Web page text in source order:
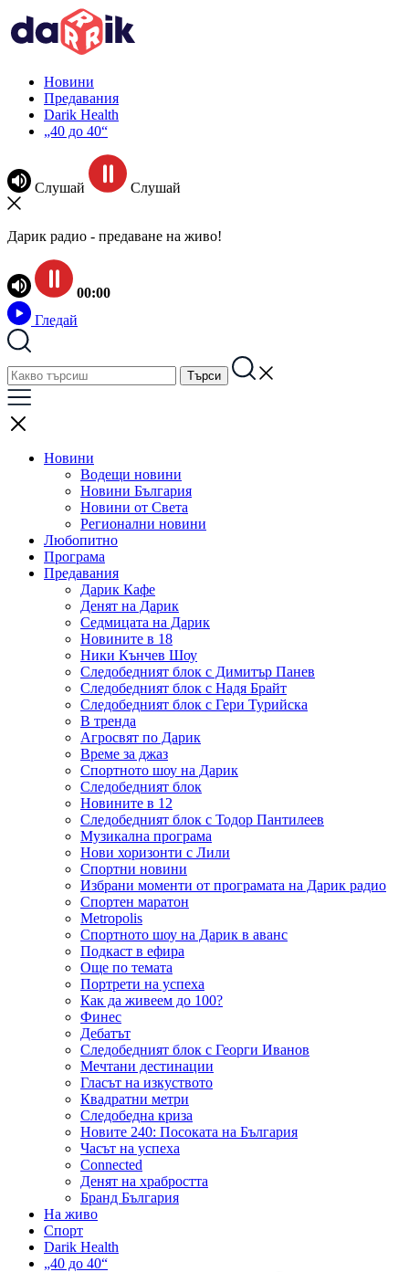
Новини
Предавания
Darik Health
„40 до 40“
Слушай Слушай
Дарик радио - предаване на живо!
00:00
Гледай
Новини
Водещи новини
Новини България
Новини от Света
Регионални новини
Любопитно
Програма
Предавания
Дарик Кафе
Денят на Дарик
Седмицата на Дарик
Новините в 18
Ники Кънчев Шоу
Следобедният блок с Димитър Панев
Следобедният блок с Надя Брайт
Следобедният блок с Гери Турийска
В тренда
Агросвят по Дарик
Време за джаз
Спортното шоу на Дарик
Следобедният блок
Новините в 12
Следобедният блок с Тодор Пантилеев
Музикална програма
Нови хоризонти с Лили
Спортни новини
Избрани моменти от програмата на Дарик радио
Спортен маратон
Metropolis
Спортното шоу на Дарик в аванс
Подкаст в ефира
Още по темата
Портрети на успеха
Как да живеем до 100?
Финес
Дебатът
Следобедният блок с Георги Иванов
Мечтани дестинации
Гласът на изкуството
Квадратни метри
Следобедна криза
Новите 240: Посоката на България
Часът на успеха
Connected
Денят на храбростта
Бранд България
На живо
Спорт
Darik Health
„40 до 40“